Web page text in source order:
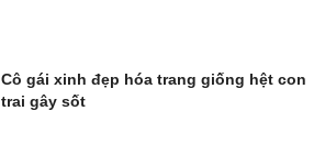
Cô gái xinh đẹp hóa trang giống hệt con
trai gây sốt